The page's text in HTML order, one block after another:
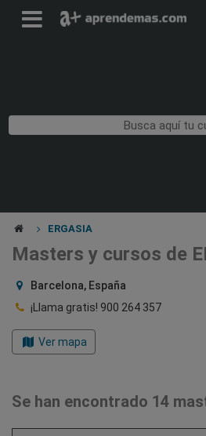
ERGASIA
Masters y cursos de
Barcelona, España
¡Llama gratis! 900 264 357
Ver mapa
Se han encontrado 14